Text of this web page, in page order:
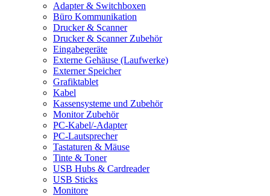
Adapter & Switchboxen
Büro Kommunikation
Drucker & Scanner
Drucker & Scanner Zubehör
Eingabegeräte
Externe Gehäuse (Laufwerke)
Externer Speicher
Grafiktablet
Kabel
Kassensysteme und Zubehör
Monitor Zubehör
PC-Kabel/-Adapter
PC-Lautsprecher
Tastaturen & Mäuse
Tinte & Toner
USB Hubs & Cardreader
USB Sticks
Monitore